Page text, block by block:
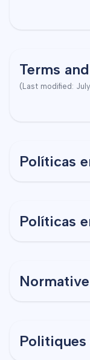
Terms
(Last modified:
Políticas
Políticas
Politiques